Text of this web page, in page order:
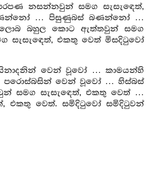
නසන්නවුන් සමග සැසැඳෙත්,
බණන්නෝ … පිසුණුබස් බණන්නෝ …
බහුල කොට ඇත්තවුන් සමග
සැසැඳෙත්, එකතු වෙත් මිසදිටුවෝ
වෙන් වූවෝ … කාමයන්හි
පරොස්බසින් වෙන් වූවෝ … හිස්බස්
සමග සැසැඳෙත්, එකතු වෙත් …
එකතු වෙත්. සමිදිටුවෝ සමිදිටුවන්